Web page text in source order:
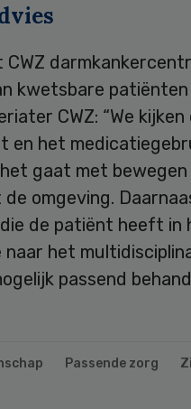
kwetsbare
CWZ: “We
en het
gaat met
omgeving.
de patiënt heeft in
naar het
passend
Passende zorg